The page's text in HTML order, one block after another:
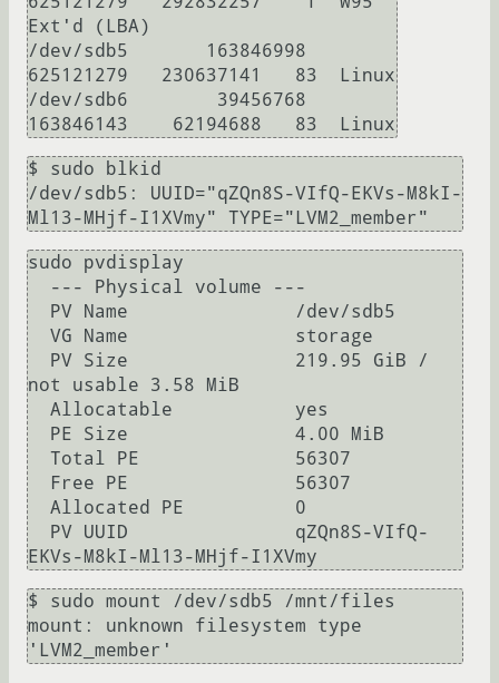
Ext'd (LBA)
/dev/sdb5       163846998
625121279   230637141   83  Linux
/dev/sdb6        39456768
$ sudo blkid
/dev/sdb5: UUID="qZQn8S-VIfQ-EKVs-M8kI-
Ml13-MHjf-I1XVmy" TYPE="LVM2_member"
sudo pvdisplay
not usable 3.58 MiB
$ sudo mount /dev/sdb5 /mnt/files
mount: unknown filesystem type
'LVM2_member'